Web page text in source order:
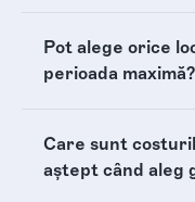
Pot alege orice
perioada maximă?
Care sunt
aștept când aleg